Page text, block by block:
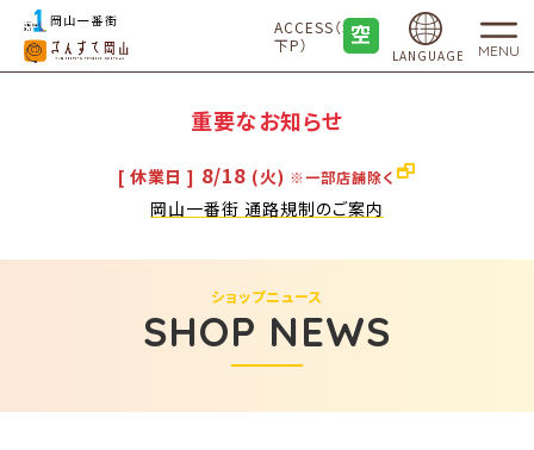
ACCESS（地
下P）
LANGUAGE MENU
重要なお知らせ
[ 休業日 ] 8/18 (火) ※一部店舗除く
岡山一番街 通路規制のご案内
SHOP NEWS
ショップニュース